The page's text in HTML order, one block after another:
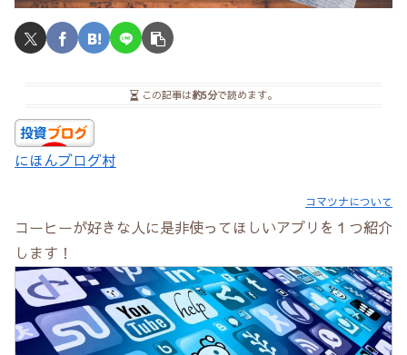
この記事は約5分で読めます。
にほんブログ村
コマツナについて
コーヒーが好きな人に是非使ってほしいアプリを１つ紹介
します！